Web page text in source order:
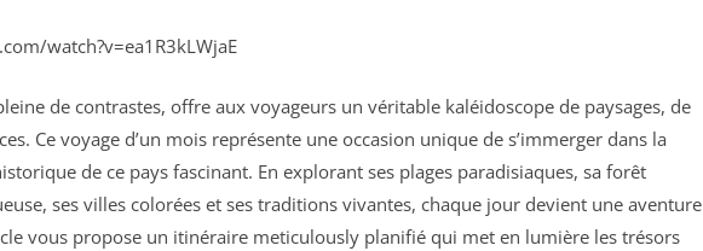
watch?v=ea1R3kLWjaE
de contrastes, offre aux voyageurs un véritable kaléidoscope de paysages, de
Ce voyage d’un mois représente une occasion unique de s’immerger dans la
de ce pays fascinant. En explorant ses plages paradisiaques, sa forêt
ses villes colorées et ses traditions vivantes, chaque jour devient une aventure
vous propose un itinéraire meticulously planifié qui met en lumière les trésors